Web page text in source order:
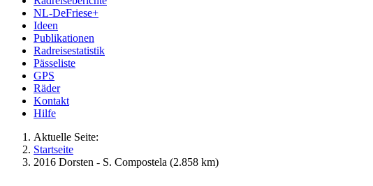
NL-DeFriese+
Ideen
Publikationen
Radreisestatistik
Pässeliste
GPS
Räder
Kontakt
Hilfe
Aktuelle Seite:
Startseite
2016 Dorsten - S. Compostela (2.858 km)